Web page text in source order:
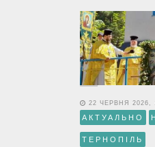
22 ЧЕРВНЯ 2026,
АКТУАЛЬНО
ТЕРНОПІЛЬ